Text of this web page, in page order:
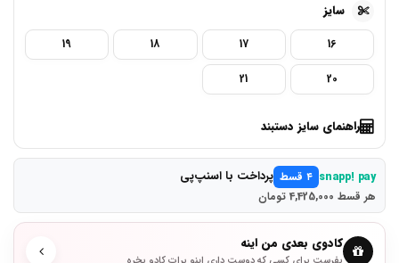
سایز
16
17
18
19
20
21
راهنمای سایز دستبند
snapp! pay ۴ قسط پرداخت با اسنپ‌پی
هر قسط 4,425,000 تومان
کادوی بعدی من اینه